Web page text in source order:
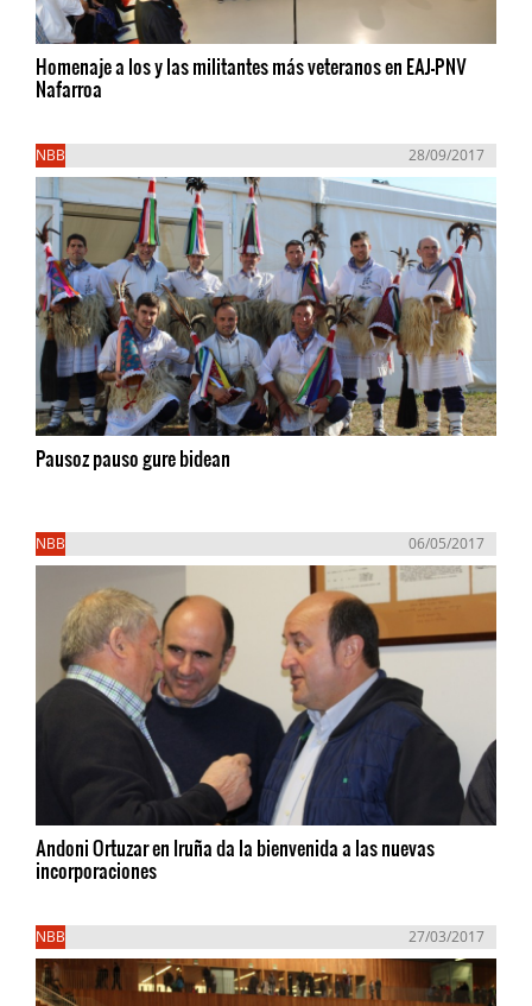
Homenaje a los y las militantes más veteranos en EAJ-PNV
Nafarroa
NBB 28/09/2017
Pausoz pauso gure bidean
NBB 06/05/2017
Andoni Ortuzar en Iruña da la bienvenida a las nuevas
incorporaciones
NBB 27/03/2017